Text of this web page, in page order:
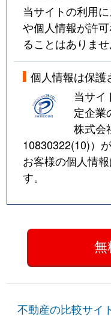
当サイトの利用
や個人情報が許
ることはありませ
個人情報は保護
当サイ
定企業
株式会
10830322(10)）
お客様の個人情
す。
不動産の比較サイ